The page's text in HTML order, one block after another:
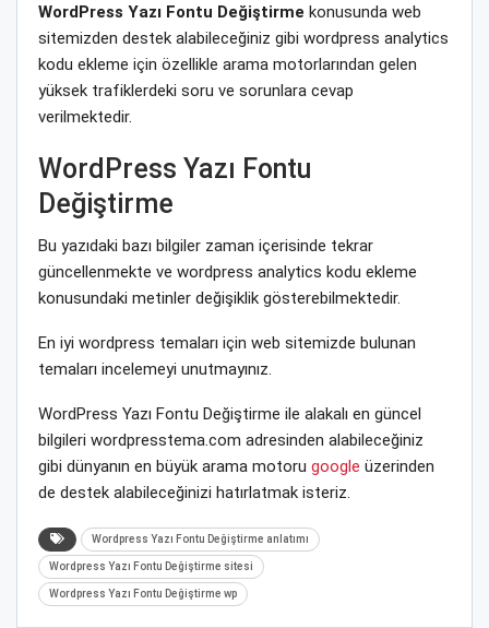
WordPress Yazı Fontu Değiştirme konusunda web
sitemizden destek alabileceğiniz gibi wordpress analytics
kodu ekleme için özellikle arama motorlarından gelen
yüksek trafiklerdeki soru ve sorunlara cevap
verilmektedir.
WordPress Yazı Fontu
Değiştirme
Bu yazıdaki bazı bilgiler zaman içerisinde tekrar
güncellenmekte ve wordpress analytics kodu ekleme
konusundaki metinler değişiklik gösterebilmektedir.
En iyi wordpress temaları için web sitemizde bulunan
temaları incelemeyi unutmayınız.
WordPress Yazı Fontu Değiştirme ile alakalı en güncel
bilgileri wordpresstema.com adresinden alabileceğiniz
gibi dünyanın en büyük arama motoru google üzerinden
de destek alabileceğinizi hatırlatmak isteriz.
Wordpress Yazı Fontu Değiştirme anlatımı
Wordpress Yazı Fontu Değiştirme sitesi
Wordpress Yazı Fontu Değiştirme wp